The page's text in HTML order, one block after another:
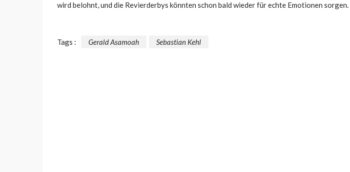
wird belohnt, und die Revierderbys könnten schon bald wieder für echte Emotionen sorgen.
Tags : Gerald Asamoah Sebastian Kehl